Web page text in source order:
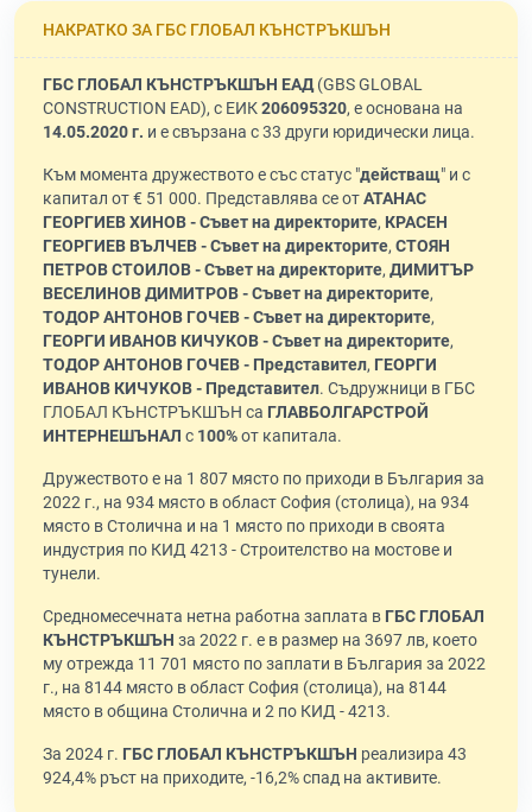
НАКРАТКО ЗА ГБС ГЛОБАЛ КЪНСТРЪКШЪН
ГБС ГЛОБАЛ КЪНСТРЪКШЪН ЕАД(GBS GLOBAL
CONSTRUCTION EAD), с ЕИК206095320, е основана на
14.05.2020 г. и е свързана с 33 други юридически лица.
Към момента дружеството е със статус "действащ" и с
капитал от € 51 000. Представлява се отАТАНАС
ГЕОРГИЕВ ХИНОВ - Съвет на директорите, КРАСЕН
ГЕОРГИЕВ ВЪЛЧЕВ - Съвет на директорите, СТОЯН
ПЕТРОВ СТОИЛОВ - Съвет на директорите, ДИМИТЪР
ВЕСЕЛИНОВ ДИМИТРОВ - Съвет на директорите,
ТОДОР АНТОНОВ ГОЧЕВ - Съвет на директорите,
ГЕОРГИ ИВАНОВ КИЧУКОВ - Съвет на директорите,
ТОДОР АНТОНОВ ГОЧЕВ - Представител, ГЕОРГИ
ИВАНОВ КИЧУКОВ - Представител. Съдружници в ГБС
ГЛОБАЛ КЪНСТРЪКШЪН са ГЛАВБОЛГАРСТРОЙ
ИНТЕРНЕШЪНАЛ с 100%от капитала.
Дружеството е на 1 807 място по приходи в България за
2022 г., на 934 място в област София (столица), на 934
място в Столична и на 1 място по приходи в своята
индустрия по КИД 4213 - Строителство на мостове и
тунели.
Средномесечната нетна работна заплата в ГБС ГЛОБАЛ
КЪНСТРЪКШЪН за 2022 г. е в размер на 3697 лв, което
му отрежда 11 701 място по заплати в България за 2022
г., на 8144 място в област София (столица), на 8144
място в община Столична и 2 по КИД - 4213.
За 2024 г. ГБС ГЛОБАЛ КЪНСТРЪКШЪН реализира 43
924,4% ръст на приходите, -16,2% спад на активите.